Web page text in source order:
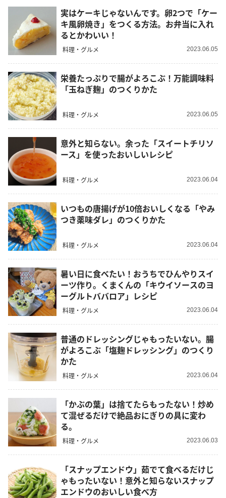
実はケーキじゃないんです。卵2つで「ケー
キ風卵焼き」をつくる方法。お弁当に入れ
るとかわいい！
料理・グルメ 2023.06.05
栄養たっぷりで腸がよろこぶ！万能調味料
「玉ねぎ麹」のつくりかた
料理・グルメ 2023.06.05
意外と知らない。余った「スイートチリソ
ース」を使ったおいしいレシピ
料理・グルメ 2023.06.04
いつもの唐揚げが10倍おいしくなる「やみ
つき薬味ダレ」のつくりかた
料理・グルメ 2023.06.04
暑い日に食べたい！おうちでひんやりスイ
ーツ作り。くまくんの「キウイソースのヨ
ーグルトババロア」レシピ
料理・グルメ 2023.06.04
普通のドレッシングじゃもったいない。腸
がよろこぶ「塩麹ドレッシング」のつくり
かた
料理・グルメ 2023.06.04
「かぶの葉」は捨てたらもったない！炒め
て混ぜるだけで絶品おにぎりの具に変わ
る。
料理・グルメ 2023.06.03
「スナップエンドウ」茹でて食べるだけじ
ゃもったいない！意外と知らないスナップ
エンドウのおいしい食べ方